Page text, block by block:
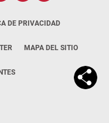
DE PRIVACIDAD
MAPA DEL SITIO